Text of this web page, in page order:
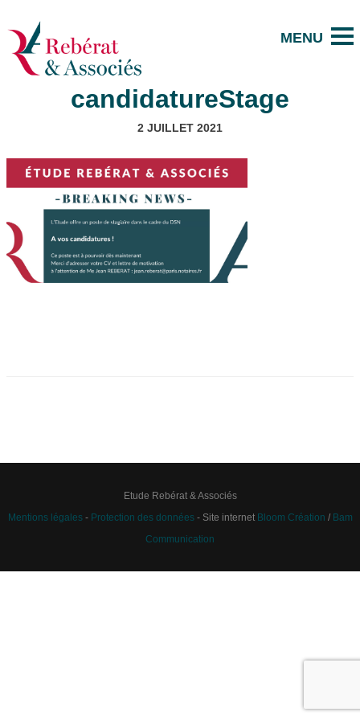
candidatureStage
2 JUILLET 2021
Etude Rebérat & Associés
Mentions légales- Protection des données- Site internet Bloom Création / Bam
Communication